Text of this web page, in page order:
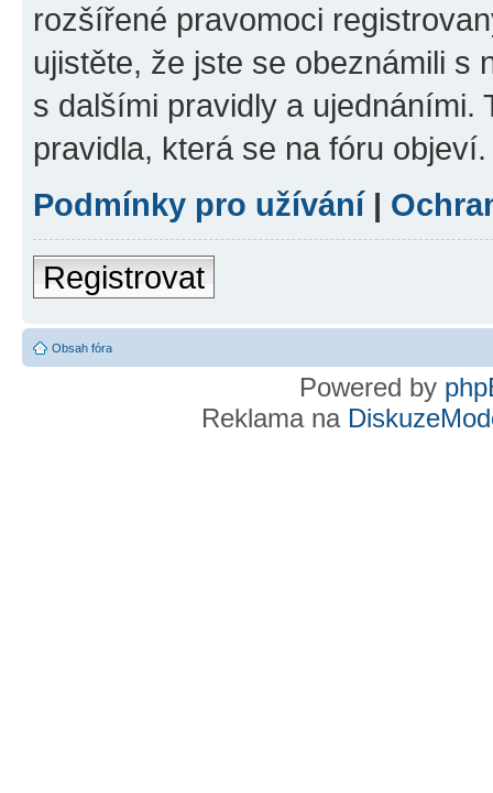
rozšířené pravomoci
ujistěte, že jste se obeznámili s
s dalšími pravidly a ujednáními.
pravidla, která se na fóru objeví.
Podmínky pro užívání |
Registrovat
Obsah fóra
Powered by
Reklama na